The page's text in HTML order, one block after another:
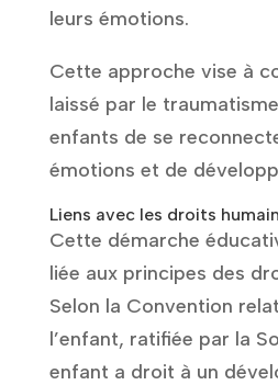
leurs émotions.
Cette approche vise à
laissé par le
enfants de se
émotions et de
Liens avec les droits
Cette démarche
liée aux principes des
Selon la Convention
l’enfant, ratifiée par la
enfant a droit à un